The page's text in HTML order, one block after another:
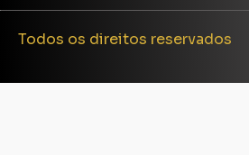
Todos os direitos reservados